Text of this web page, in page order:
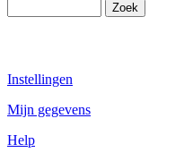
Instellingen
Mijn gegevens
Help